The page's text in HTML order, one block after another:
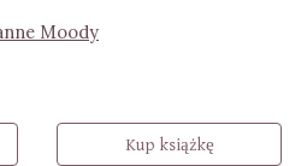
Moody
Kup książkę